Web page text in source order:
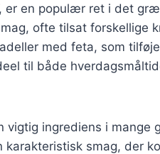
er en populær ret i det
ofte tilsat forskellige
med feta, som
til både
vigtig ingrediens i mange
smag, der